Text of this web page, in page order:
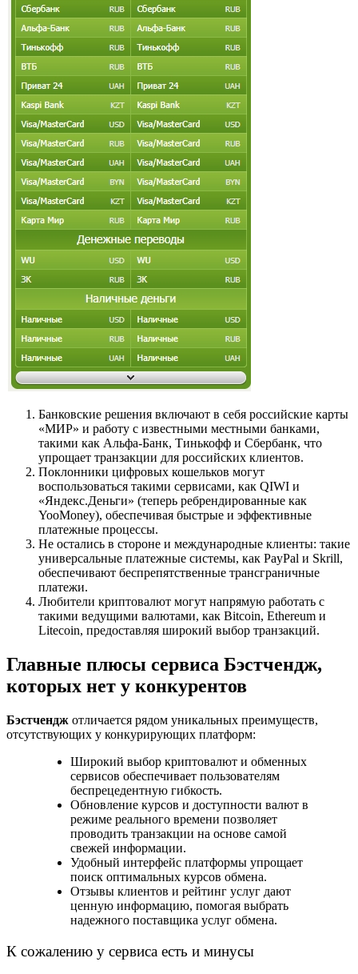
Банковские решения включают в себя российские карты
«МИР» и работу с известными местными банками,
такими как Альфа-Банк, Тинькофф и Сбербанк, что
упрощает транзакции для российских клиентов.
Поклонники цифровых кошельков могут
воспользоваться такими сервисами, как QIWI и
«Яндекс.Деньги» (теперь ребрендированные как
YooMoney), обеспечивая быстрые и эффективные
платежные процессы.
Не остались в стороне и международные клиенты: такие
универсальные платежные системы, как PayPal и Skrill,
обеспечивают беспрепятственные трансграничные
платежи.
Любители криптовалют могут напрямую работать с
такими ведущими валютами, как Bitcoin, Ethereum и
Litecoin, предоставляя широкий выбор транзакций.
Главные плюсы сервиса Бэстчендж,
которых нет у конкурентов
Бэстчендж отличается рядом уникальных преимуществ,
отсутствующих у конкурирующих платформ:
Широкий выбор криптовалют и обменных
сервисов обеспечивает пользователям
беспрецедентную гибкость.
Обновление курсов и доступности валют в
режиме реального времени позволяет
проводить транзакции на основе самой
свежей информации.
Удобный интерфейс платформы упрощает
поиск оптимальных курсов обмена.
Отзывы клиентов и рейтинг услуг дают
ценную информацию, помогая выбрать
надежного поставщика услуг обмена.
К сожалению у сервиса есть и минусы